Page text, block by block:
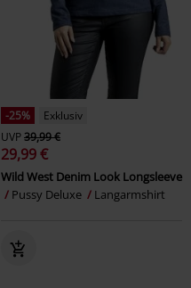
-25%
Exklusiv
UVP39,99 €
29,99 €
Wild West Denim Look Longsleeve
Pussy Deluxe
Langarmshirt